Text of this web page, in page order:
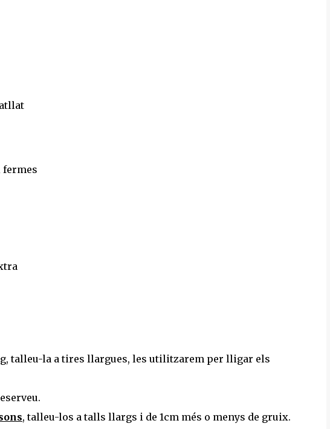
fermes
talleu-la a tires llargues, les utilitzarem per lligar els
, talleu-los a talls llargs i de 1cm més o menys de gruix.